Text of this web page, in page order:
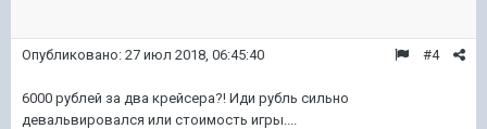
#4
Опубликовано: 27 июл 2018, 06:45:40
6000 рублей за два крейсера?! Иди рубль сильно
девальвировался или стоимость игры....